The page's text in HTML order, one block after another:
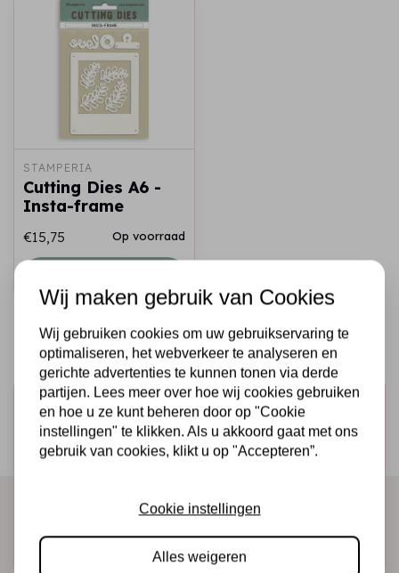
STAMPERIA
Cutting Dies A6 -
Insta-frame
€15,75 Op voorraad
Schrijf je in voor de nieuwsbrief
Ontvang als eerste onze actie en nieuwe producten
direct in je mailbox!
Abonneer
Wij maken gebruik van Cookies
Wij gebruiken cookies om uw gebruikservaring te
optimaliseren, het webverkeer te analyseren en
gerichte advertenties te kunnen tonen via derde
partijen. Lees meer over hoe wij cookies gebruiken
en hoe u ze kunt beheren door op "Cookie
instellingen" te klikken. Als u akkoord gaat met ons
gebruik van cookies, klikt u op "Accepteren”.
Cookie instellingen
Alles weigeren